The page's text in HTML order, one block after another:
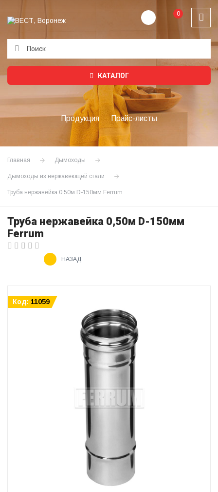
0
КАТАЛОГ
Продукция Прайс-листы
Главная Дымоходы
Дымоходы из нержавеющей стали
Труба нержавейка 0,50м D-150мм Ferrum
Труба нержавейка 0,50м D-150мм
Ferrum
НАЗАД
Код: 11059